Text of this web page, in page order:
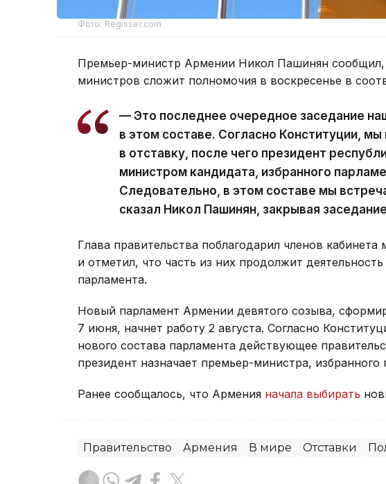
Фото: Regisser.com
Премьер-министр Армении Никол Пашинян сообщил,
министров сложит полномочия в воскресенье в
— Это последнее очередное заседание
в этом составе. Согласно Конституции,
в отставку, после чего президент
министром кандидата, избранного
Следовательно, в этом составе мы
сказал Никол Пашинян, закрывая
Глава правительства поблагодарил членов
и отметил, что часть из них продолжит
парламента.
Новый парламент Армении девятого созыва,
7 июня, начнет работу 2 августа. Согласно
нового состава парламента действующее
президент назначает премьер-министра,
Ранее сообщалось, что Армения начала выбирать
Правительство Армения В мире Отставки